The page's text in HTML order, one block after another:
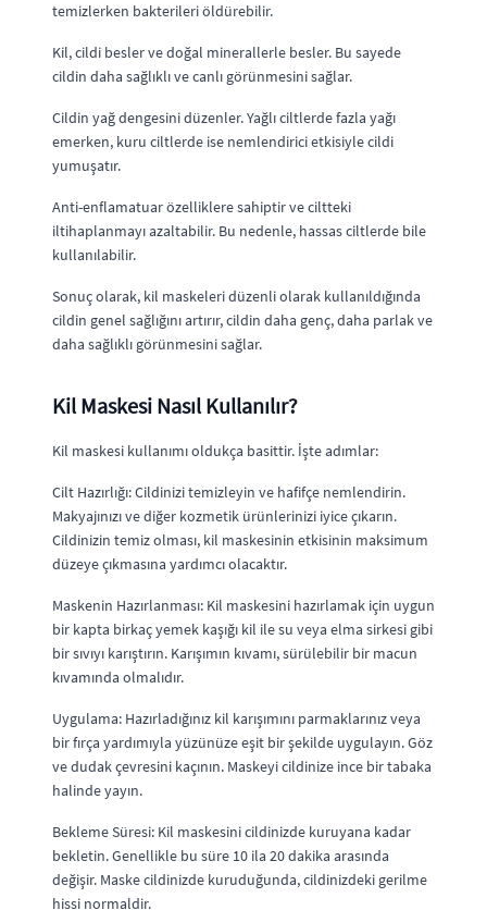
temizlerken bakterileri öldürebilir.
Kil, cildi besler ve doğal minerallerle besler. Bu sayede
cildin daha sağlıklı ve canlı görünmesini sağlar.
Cildin yağ dengesini düzenler. Yağlı ciltlerde fazla yağı
emerken, kuru ciltlerde ise nemlendirici etkisiyle cildi
yumuşatır.
Anti-enflamatuar özelliklere sahiptir ve ciltteki
iltihaplanmayı azaltabilir. Bu nedenle, hassas ciltlerde bile
kullanılabilir.
Sonuç olarak, kil maskeleri düzenli olarak kullanıldığında
cildin genel sağlığını artırır, cildin daha genç, daha parlak ve
daha sağlıklı görünmesini sağlar.
Kil Maskesi Nasıl Kullanılır?
Kil maskesi kullanımı oldukça basittir. İşte adımlar:
Cilt Hazırlığı: Cildinizi temizleyin ve hafifçe nemlendirin.
Makyajınızı ve diğer kozmetik ürünlerinizi iyice çıkarın.
Cildinizin temiz olması, kil maskesinin etkisinin maksimum
düzeye çıkmasına yardımcı olacaktır.
Maskenin Hazırlanması: Kil maskesini hazırlamak için uygun
bir kapta birkaç yemek kaşığı kil ile su veya elma sirkesi gibi
bir sıvıyı karıştırın. Karışımın kıvamı, sürülebilir bir macun
kıvamında olmalıdır.
Uygulama: Hazırladığınız kil karışımını parmaklarınız veya
bir fırça yardımıyla yüzünüze eşit bir şekilde uygulayın. Göz
ve dudak çevresini kaçının. Maskeyi cildinize ince bir tabaka
halinde yayın.
Bekleme Süresi: Kil maskesini cildinizde kuruyana kadar
bekletin. Genellikle bu süre 10 ila 20 dakika arasında
değişir. Maske cildinizde kuruduğunda, cildinizdeki gerilme
hissi normaldir.